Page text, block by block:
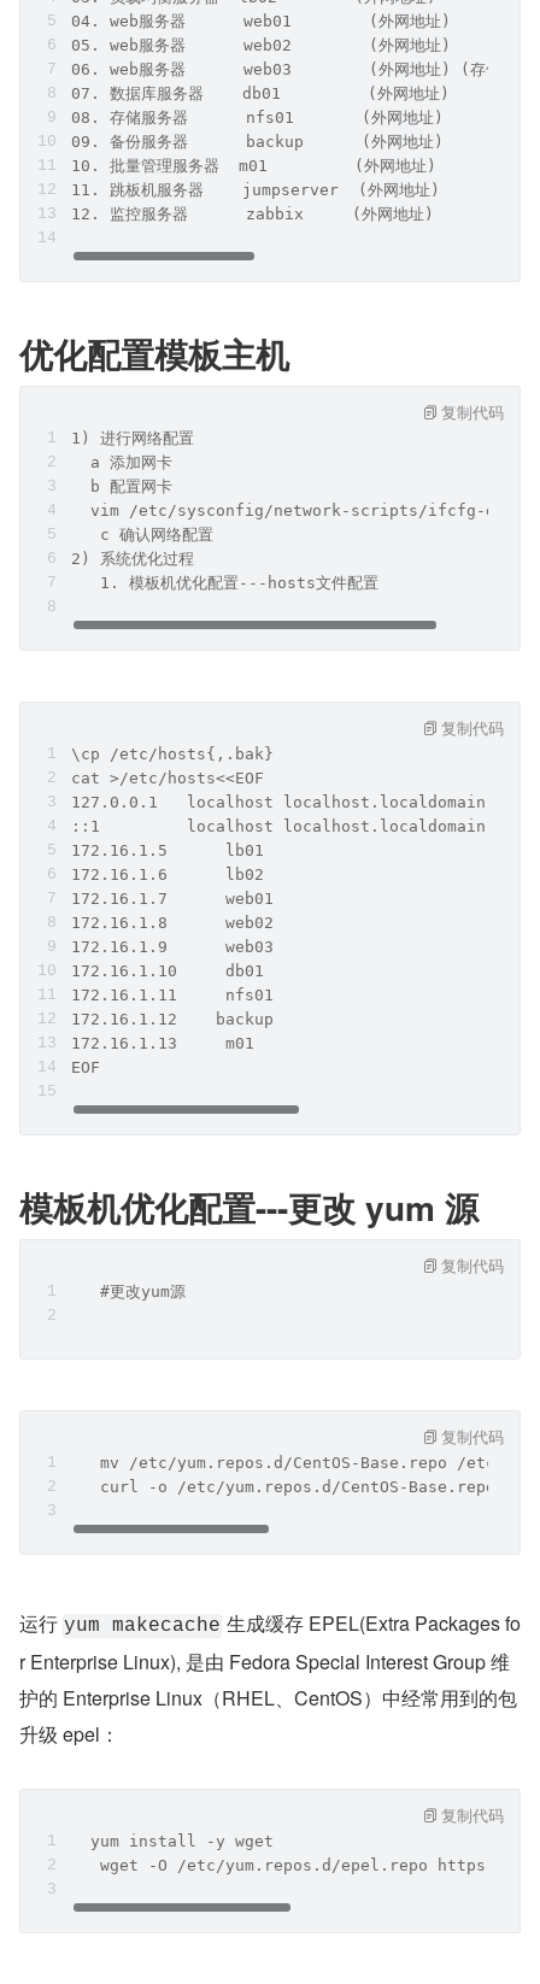
04. web服务器      web01        (外网地址)
05. web服务器      web02        (外网地址)
06. web服务器      web03        (外网地址) (存
07. 数据库服务器    db01         (外网地址)
08. 存储服务器      nfs01       (外网地址)
09. 备份服务器      backup      (外网地址)
10. 批量管理服务器  m01         (外网地址)
11. 跳板机服务器    jumpserver  (外网地址)
12. 监控服务器      zabbix     (外网地址)
优化配置模板主机
1) 进行网络配置
  a 添加网卡
  b 配置网卡
vim /etc/sysconfig/network-scripts/ifcfg-
   c 确认网络配置
2) 系统优化过程
   1. 模板机优化配置---hosts文件配置
复制代码
\cp /etc/hosts{,.bak}
cat >/etc/hosts<<EOF
127.0.0.1   localhost localhost.localdomain
::1         localhost localhost.localdomain
172.16.1.5      lb01
172.16.1.6      lb02
172.16.1.7      web01
172.16.1.8      web02
172.16.1.9      web03
172.16.1.10     db01
172.16.1.11     nfs01
172.16.1.12    backup
172.16.1.13     m01
EOF
复制代码
模板机优化配置---更改 yum 源
   #更改yum源
复制代码
mv /etc/yum.repos.d/CentOS-Base.repo /etc/
curl -o /etc/yum.repos.d/CentOS-Base.repo
复制代码
运行 yum makecache 生成缓存 EPEL(Extra Packages fo
r Enterprise Linux), 是由 Fedora Special Interest Group 维
护的 Enterprise Linux（RHEL、CentOS）中经常用到的包
升级 epel：
  yum install -y wget
wget -O /etc/yum.repos.d/epel.repo https://
复制代码